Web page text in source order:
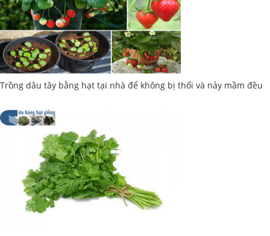
Trồng dâu tây bằng hạt tại nhà để không bị thối và nảy mầm đều